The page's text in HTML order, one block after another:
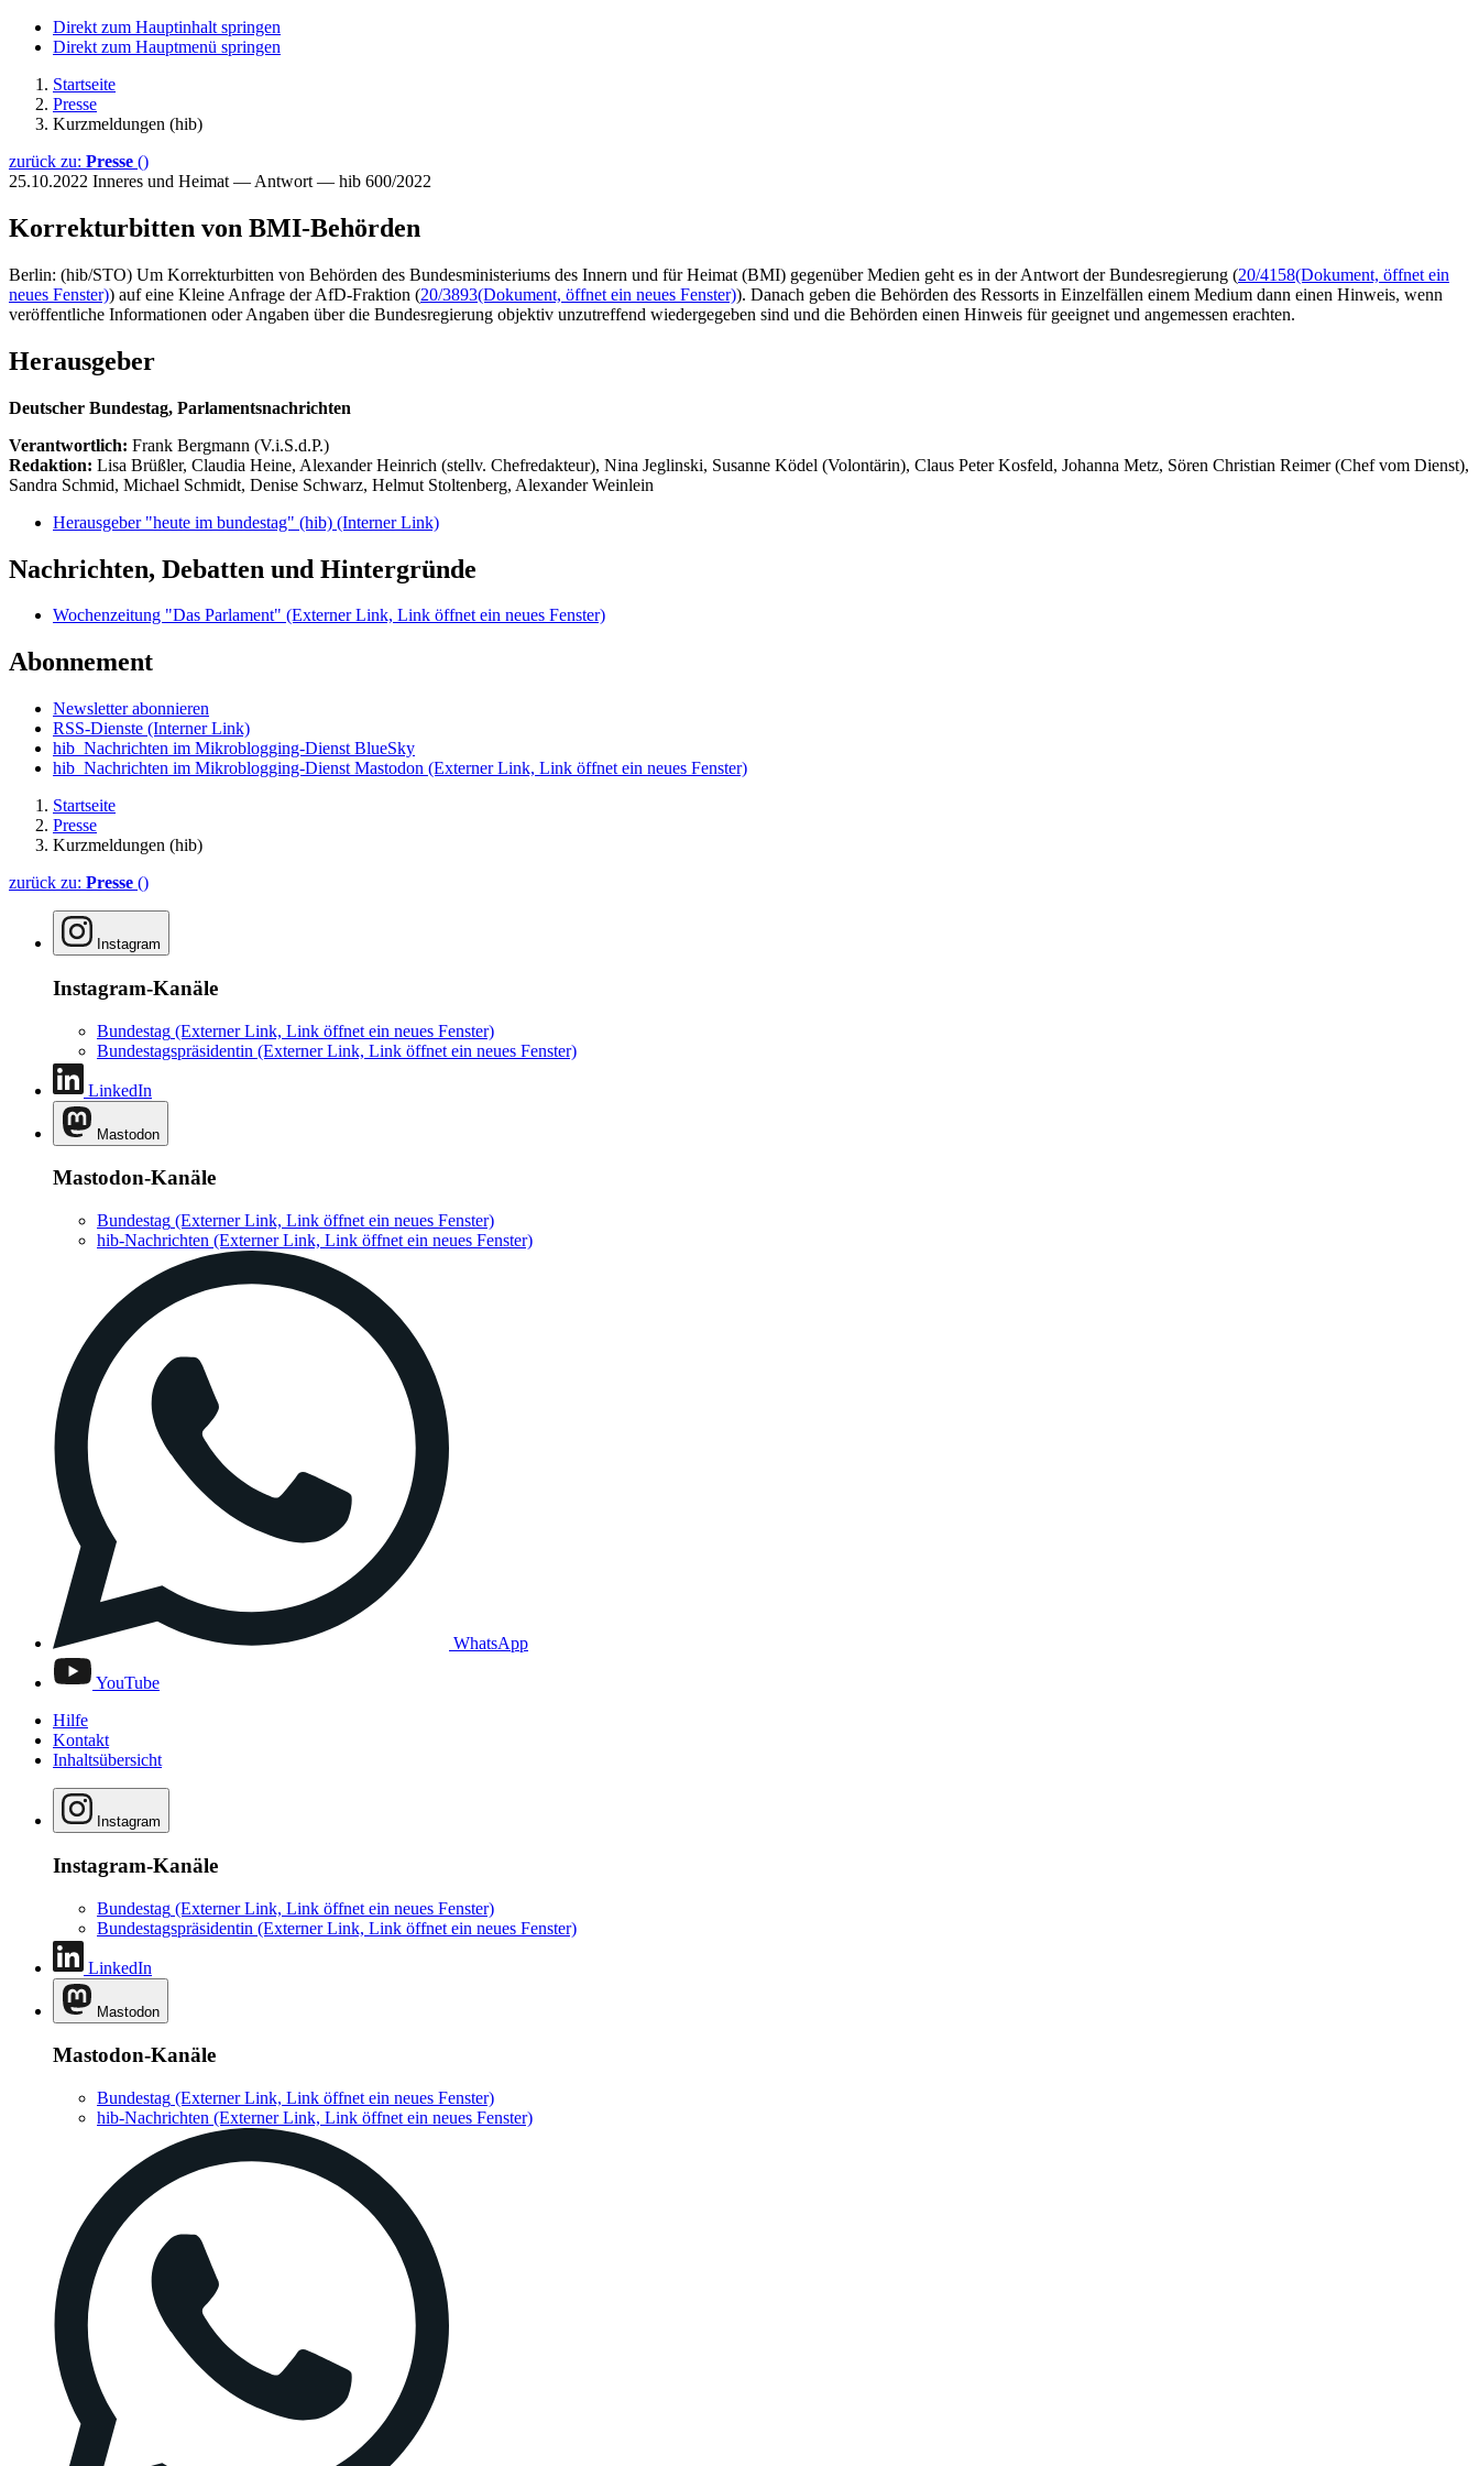
Direkt zum Hauptinhalt springen
Direkt zum Hauptmenü springen
Startseite
Presse
Kurzmeldungen (hib)
zurück zu: Presse ()
25.10.2022 Inneres und Heimat — Antwort — hib 600/2022
Korrekturbitten von BMI-Behörden
Berlin: (hib/STO) Um Korrekturbitten von Behörden des Bundesministeriums des Innern und für Heimat (BMI) gegenüber Medien geht es in der Antwort der Bundesregierung (20/4158(Dokument, öffnet ein
neues Fenster)) auf eine Kleine Anfrage der AfD-Fraktion (20/3893(Dokument, öffnet ein neues Fenster)). Danach geben die Behörden des Ressorts in Einzelfällen einem Medium dann einen Hinweis, wenn
veröffentliche Informationen oder Angaben über die Bundesregierung objektiv unzutreffend wiedergegeben sind und die Behörden einen Hinweis für geeignet und angemessen erachten.
Herausgeber
Deutscher Bundestag, Parlamentsnachrichten
Verantwortlich: Frank Bergmann (V.i.S.d.P.)
Redaktion: Lisa Brüßler, Claudia Heine, Alexander Heinrich (stellv. Chefredakteur), Nina Jeglinski, Susanne Ködel (Volontärin), Claus Peter Kosfeld, Johanna Metz, Sören Christian Reimer (Chef vom Dienst),
Sandra Schmid, Michael Schmidt, Denise Schwarz, Helmut Stoltenberg, Alexander Weinlein
Herausgeber "heute im bundestag" (hib) (Interner Link)
Nachrichten, Debatten und Hintergründe
Wochenzeitung "Das Parlament" (Externer Link, Link öffnet ein neues Fenster)
Abonnement
Newsletter abonnieren
RSS-Dienste (Interner Link)
hib_Nachrichten im Mikroblogging-Dienst BlueSky
hib_Nachrichten im Mikroblogging-Dienst Mastodon (Externer Link, Link öffnet ein neues Fenster)
Startseite
Presse
Kurzmeldungen (hib)
zurück zu: Presse ()
Instagram
Instagram-Kanäle
Bundestag (Externer Link, Link öffnet ein neues Fenster)
Bundestagspräsidentin (Externer Link, Link öffnet ein neues Fenster)
LinkedIn
Mastodon
Mastodon-Kanäle
Bundestag (Externer Link, Link öffnet ein neues Fenster)
hib-Nachrichten (Externer Link, Link öffnet ein neues Fenster)
WhatsApp
YouTube
Hilfe
Kontakt
Inhaltsübersicht
Instagram
Instagram-Kanäle
Bundestag (Externer Link, Link öffnet ein neues Fenster)
Bundestagspräsidentin (Externer Link, Link öffnet ein neues Fenster)
LinkedIn
Mastodon
Mastodon-Kanäle
Bundestag (Externer Link, Link öffnet ein neues Fenster)
hib-Nachrichten (Externer Link, Link öffnet ein neues Fenster)